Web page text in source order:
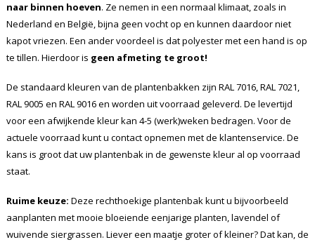
naar binnen hoeven. Ze nemen in een normaal klimaat, zoals in
Nederland en België, bijna geen vocht op en kunnen daardoor niet
kapot vriezen. Een ander voordeel is dat polyester met een hand is op
te tillen. Hierdoor is geen afmeting te groot!
De standaard kleuren van de plantenbakken zijn RAL 7016, RAL 7021,
RAL 9005 en RAL 9016 en worden uit voorraad geleverd. De levertijd
voor een afwijkende kleur kan 4-5 (werk)weken bedragen. Voor de
actuele voorraad kunt u contact opnemen met de klantenservice. De
kans is groot dat uw plantenbak in de gewenste kleur al op voorraad
staat.
Ruime keuze: Deze rechthoekige plantenbak kunt u bijvoorbeeld
aanplanten met mooie bloeiende eenjarige planten, lavendel of
wuivende siergrassen. Liever een maatje groter of kleiner? Dat kan, de